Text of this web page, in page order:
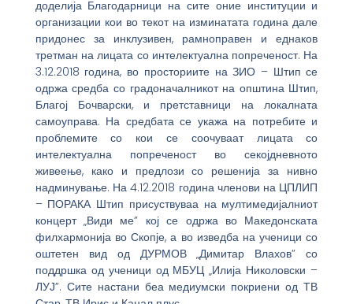
доделија Благодарници на сите оние институции и
организации кои во текот на изминатата година дале
придонес за инклузивен, рамноправен и еднаков
третман на лицата со интелектуална попреченост. На
3.12.2018 година, во просториите на ЗИО – Штип се
одржа средба со градоначалникот на општина Штип,
Благој Бочварски, и претставници на локалната
самоуправа. На средбата се укажа на потребите и
проблемите со кои се соочуваат лицата со
интелектуална попреченост во секојдневното
живеење, како и предлози со решенија за нивно
надминување. На 4.12.2018 година членови на ЦПЛИП
– ПОРАКА Штип присуствуваа на мултимедијалниот
концерт „Види ме” кој се одржа во Македонската
филхармонија во Скопје, а во изведба на ученици со
оштетен вид од ДУРМОВ „Димитар Влахов” со
поддршка од ученици од МБУЦ „Илија Николовски –
ЛУЈ”. Сите настани беа медиумски покриени од ТВ